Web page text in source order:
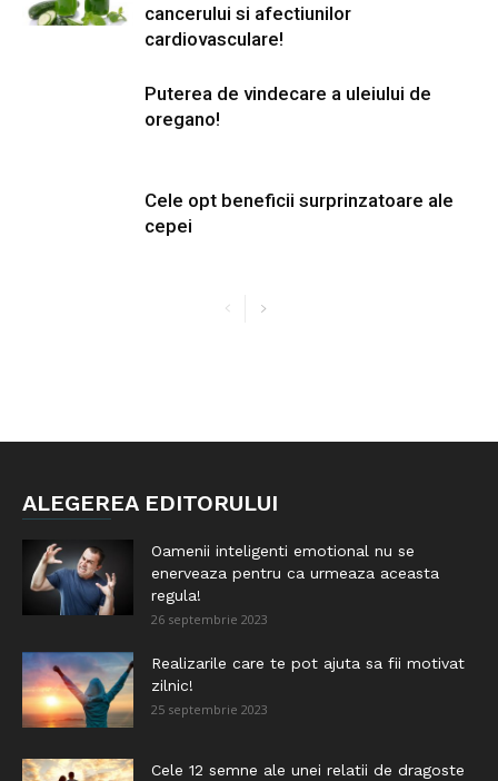
cancerului si afectiunilor
cardiovasculare!
Puterea de vindecare a uleiului de
oregano!
Cele opt beneficii surprinzatoare ale
cepei
ALEGEREA EDITORULUI
Oamenii inteligenti emotional nu se
enerveaza pentru ca urmeaza aceasta
regula!
26 septembrie 2023
Realizarile care te pot ajuta sa fii motivat
zilnic!
25 septembrie 2023
Cele 12 semne ale unei relatii de dragoste